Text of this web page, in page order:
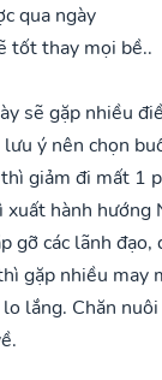
qua ngày
tốt thay mọi bề..
sẽ gặp nhiều
ý nên chọn
giảm đi mất 1
xuất hành hướng
gỡ các lãnh đạo,
gặp nhiều may
lắng. Chăn